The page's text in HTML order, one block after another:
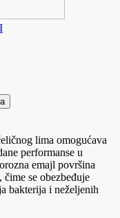
lima omogućava
performanse u
emajl površina
se obezbeđuje
bakterija i neželjenih